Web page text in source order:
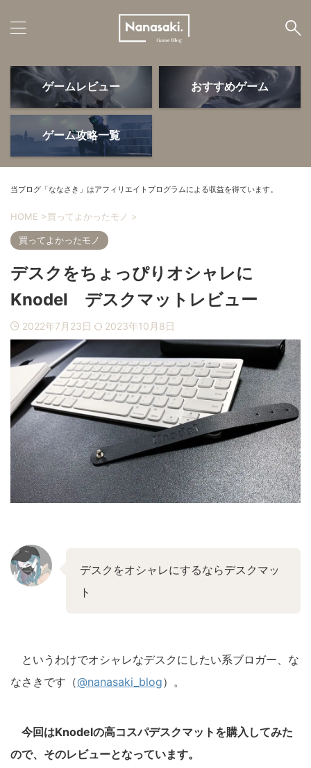
ゲームレビュー
ゲームデバイス PS5・周辺機器
ゲーム攻略
ゲームレビュー おすすめゲーム
ゲーム攻略一覧
当ブログ「ななさき」はアフィリエイトプログラムによる収益を得ています。
HOME >買ってよかったモノ >
買ってよかったモノ
デスクをちょっぴりオシャレに
Knodel デスクマットレビュー
2022年7月23日 2023年10月8日
デスクをオシャレにするならデスクマッ
ト
というわけでオシャレなデスクにしたい系ブロガー、な
なさきです（@nanasaki_blog）。
今回はKnodelの高コスパデスクマットを購入してみた
ので、そのレビューとなっています。